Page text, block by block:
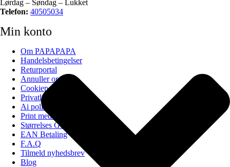
Lørdag – Søndag – Lukket
Telefon: 40505034
Min konto
Om PAPAPAPA
Handelsbetingelser
Returportal
Annuller ordre
Cookiepolitik (EU)
Privatlivspolitik
Ai politik
Print med eget billede
Størrelses Guide
EAN Betaling
F.A.Q
Tilmeld nyhedsbrev
Blog